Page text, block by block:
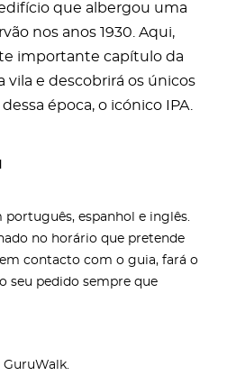
que albergou uma
nos anos 1930. Aqui,
importante capítulo da
vila e descobrirá os únicos
época, o icónico IPA.
português, espanhol e inglês.
no horário que pretende
contacto com o guia, fará o
seu pedido sempre que